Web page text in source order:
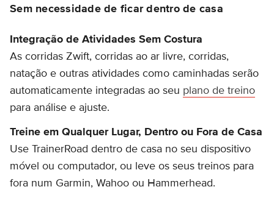
Sem necessidade de ficar dentro de casa
Integração de Atividades Sem Costura
As corridas Zwift, corridas ao ar livre, corridas,
natação e outras atividades como caminhadas serão
automaticamente integradas ao seu plano de treino
para análise e ajuste.
Treine em Qualquer Lugar, Dentro ou Fora de Casa
Use TrainerRoad dentro de casa no seu dispositivo
móvel ou computador, ou leve os seus treinos para
fora num Garmin, Wahoo ou Hammerhead.